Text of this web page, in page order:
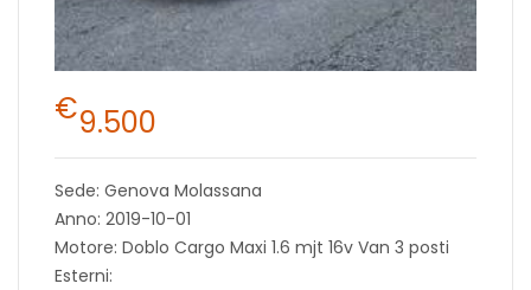
€9.500
Sede: Genova Molassana
Anno: 2019-10-01
Motore: Doblo Cargo Maxi 1.6 mjt 16v Van 3 posti
Esterni: